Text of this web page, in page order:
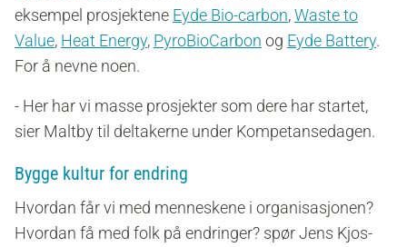
eksempel prosjektene Eyde Bio-carbon,Waste to
Value, Heat Energy, PyroBioCarbon og Eyde Battery.
For å nevne noen.
- Her har vi masse prosjekter som dere har startet,
sier Maltby til deltakerne under Kompetansedagen.
Bygge kultur for endring
Hvordan får vi med menneskene i organisasjonen?
Hvordan få med folk på endringer? spør Jens Kjos-